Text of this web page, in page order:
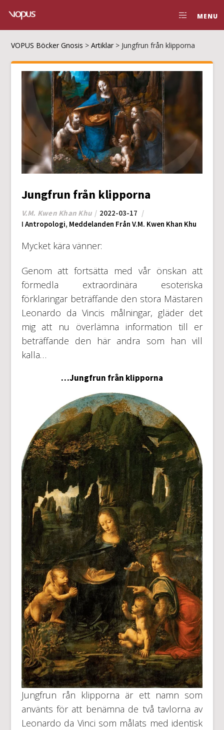
MENU
VOPUS Böcker Gnosis >Artiklar > Jungfrun från klipporna
Jungfrun från klipporna
V.M. Kwen Khan Khu
2022-03-17
I Antropologi, Meddelanden Från V.M. Kwen Khan Khu
Mycket kära vänner:
Genom att fortsätta med vår önskan att
förmedla extraordinära esoteriska
förklaringar beträffande den stora Mästaren
Leonardo da Vincis målningar, gläder det
mig att nu överlämna information till er
beträffande den här andra som han vill
kalla…
…Jungfrun från klipporna
Jungfrun rån klipporna är ett namn som
använts för att benämna de två tavlorna av
Leonardo da Vinci som målats med identisk